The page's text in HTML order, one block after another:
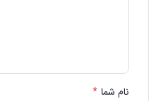
نام شما *